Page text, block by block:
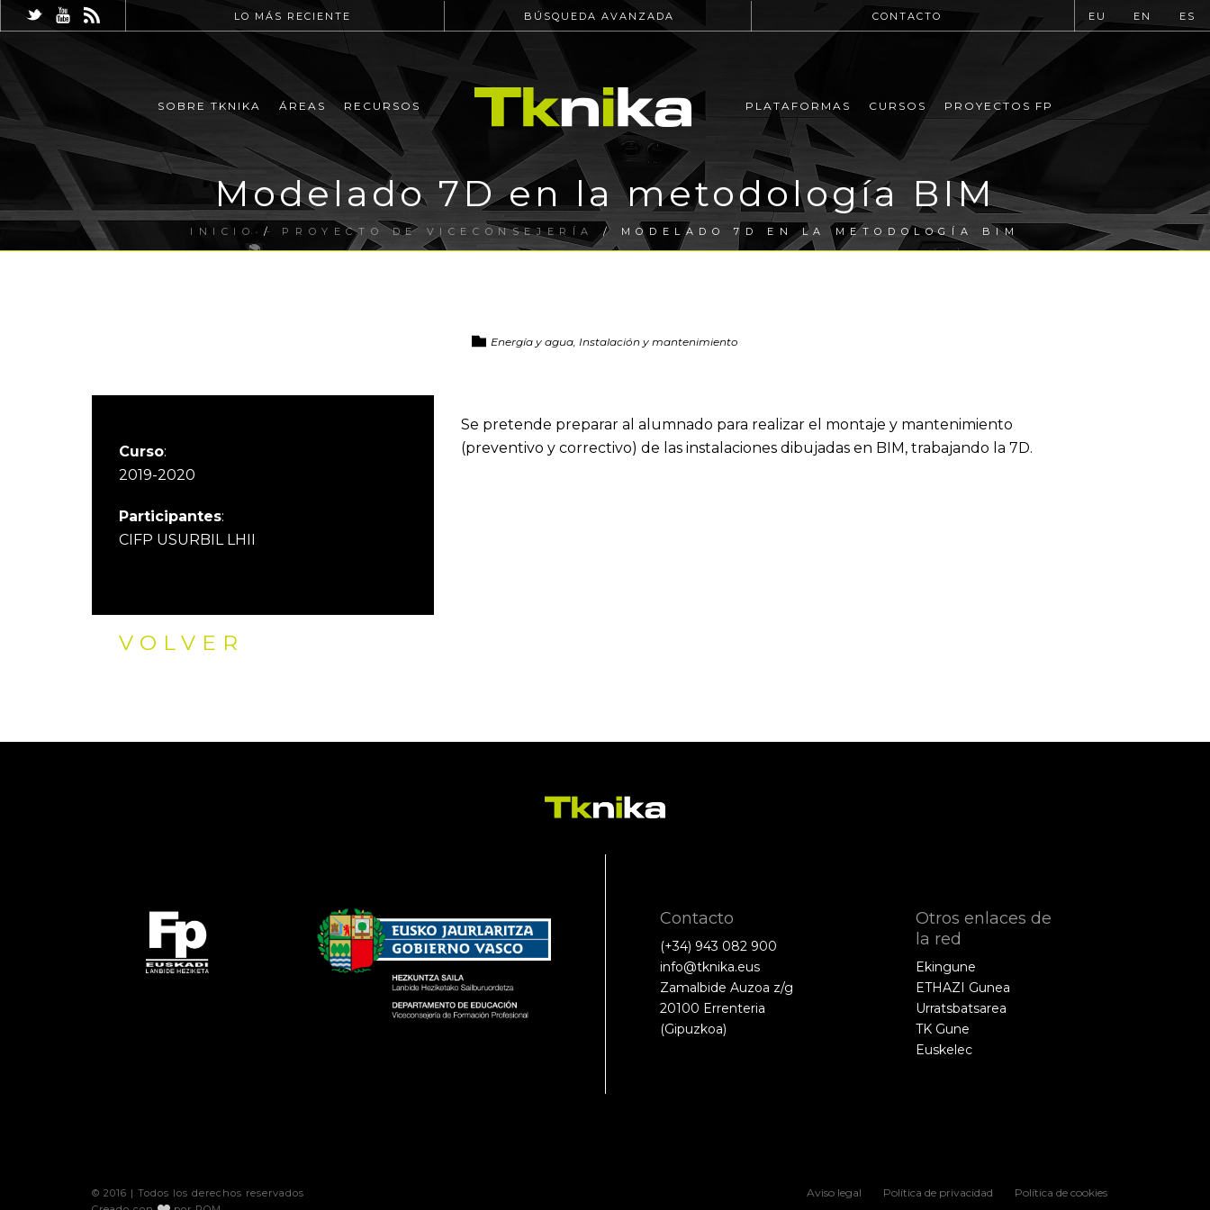
LO MÁS RECIENTE BÚSQUEDA AVANZADA CONTACTO EU EN ES
SOBRE TKNIKA ÁREAS RECURSOS PLATAFORMAS CURSOS PROYECTOS FP
Modelado 7D en la metodología BIM
INICIO / PROYECTO DE VICECONSEJERÍA / MODELADO 7D EN LA METODOLOGÍA BIM
Energía y agua, Instalación y mantenimiento
Curso:
2019-2020
Participantes:
CIFP USURBIL LHII
Se pretende preparar al alumnado para realizar el montaje y mantenimiento
(preventivo y correctivo) de las instalaciones dibujadas en BIM, trabajando la 7D.
VOLVER
Contacto
(+34) 943 082 900
info@tknika.eus
Zamalbide Auzoa z/g
20100 Errenteria
(Gipuzkoa)
Otros enlaces de
la red
Ekingune
ETHAZI Gunea
Urratsbatsarea
TK Gune
Euskelec
© 2016 | Todos los derechos reservados
Aviso legal Política de privacidad Política de cookies